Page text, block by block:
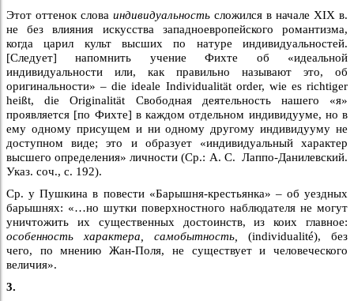
Этот оттенок слова индивидуальность сложился в начале XIX в.
не без влияния искусства западноевропейского романтизма,
когда царил культ высших по натуре индивидуальностей.
[Следует] напомнить учение Фихте об «идеальной
индивидуальности или, как правильно называют это, об
оригинальности» – die ideale Individualität order, wie es richtiger
heißt, die Originalität Свободная деятельность нашего «я»
проявляется [по Фихте] в каждом отдельном индивидууме, но в
ему одному присущем и ни одному другому индивидууму не
доступном виде; это и образует «индивидуальный характер
высшего определения» личности (Ср.: А. С. Лаппо-Данилевский.
Указ. соч., с. 192).
Ср. у Пушкина в повести «Барышня-крестьянка» – об уездных
барышнях: «…но шутки поверхностного наблюдателя не могут
уничтожить их существенных достоинств, из коих главное:
особенность характера, самобытность, (individualité), без
чего, по мнению Жан-Поля, не существует и человеческого
величия».
3.